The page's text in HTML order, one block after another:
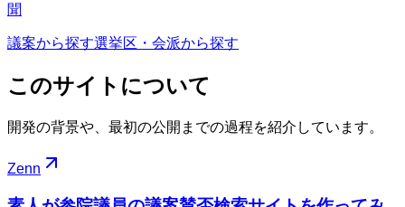
聞
議案から探す選挙区・会派から探す
このサイトについて
開発の背景や、最初の公開までの過程を紹介しています。
Zenn